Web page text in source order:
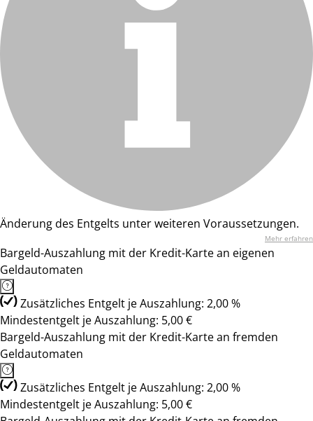
Änderung des Entgelts unter weiteren Voraussetzungen.
Mehr erfahren
Bargeld-Auszahlung mit der Kredit-Karte an eigenen
Geldautomaten
Zusätzliches Entgelt je Auszahlung: 2,00 %
Mindestentgelt je Auszahlung: 5,00 €
Bargeld-Auszahlung mit der Kredit-Karte an fremden
Geldautomaten
Zusätzliches Entgelt je Auszahlung: 2,00 %
Mindestentgelt je Auszahlung: 5,00 €